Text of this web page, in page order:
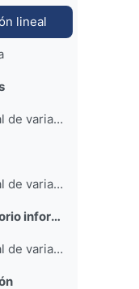
lineal
Bloque I: Función real de variable real EP-F-...
Bloque I: Función real de variable real ER-F-00...
Prácticas de laboratorio informático
Bloque I: Función real de variable real PR-F-00...